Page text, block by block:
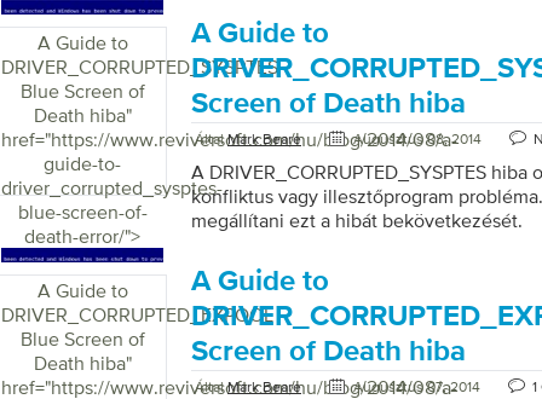
A Guide to
DRIVER_CORRUPTED_SYSPTES
Blue Screen of
Death hiba"
href="https://www.reviversoft.com/hu/blog/2014/08/a-
guide-to-
driver_corrupted_sysptes-
blue-screen-of-
death-error/">
A Guide to
Screen of Death hiba
ÁltalMark Beare Augusztus 08, 2014
A DRIVER_CORRUPTED_SYSPTES hiba
konfliktus vagy illesztőprogram
megállítani ezt a hibát bekövetkezését.
A Guide to
DRIVER_CORRUPTED_EXPOOL
Blue Screen of
Death hiba"
href="https://www.reviversoft.com/hu/blog/2014/08/a-
A Guide to
Screen of Death hiba
ÁltalMark Beare Augusztus 07, 2014